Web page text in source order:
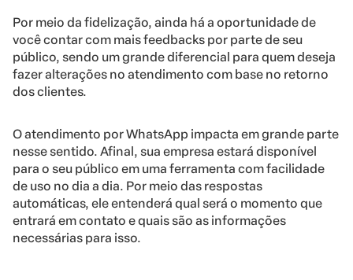
Por meio da fidelização, ainda há a oportunidade de
você contar com mais feedbacks por parte de seu
público, sendo um grande diferencial para quem deseja
fazer alterações no atendimento com base no retorno
dos clientes.
O atendimento por WhatsApp impacta em grande parte
nesse sentido. Afinal, sua empresa estará disponível
para o seu público em uma ferramenta com facilidade
de uso no dia a dia. Por meio das respostas
automáticas, ele entenderá qual será o momento que
entrará em contato e quais são as informações
necessárias para isso.